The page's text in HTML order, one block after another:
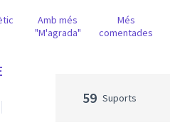
Amb més
"M'agrada"
Més
comentades
59 Suports